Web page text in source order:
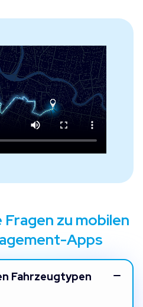
zu mobilen
Apps
Fahrzeugtypen